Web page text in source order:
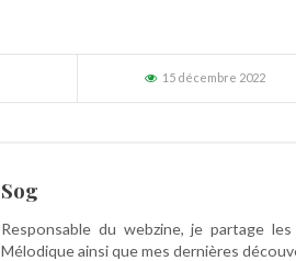
15 décembre 2022
Sog
Responsable du webzine, je partage
Mélodique ainsi que mes dernières